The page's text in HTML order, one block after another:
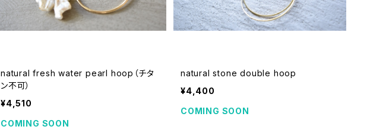
natural fresh water pearl hoop（チタ
ン不可）
¥4,510
COMING SOON
natural stone double hoop
¥4,400
COMING SOON